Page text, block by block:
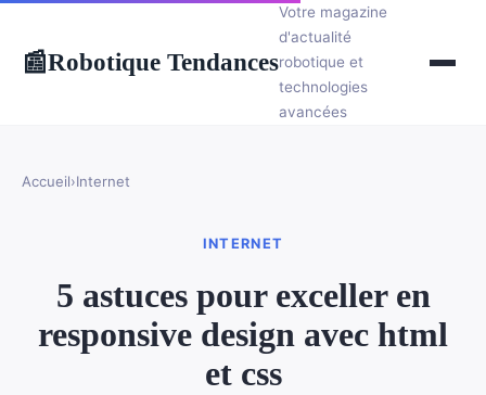
📰Robotique Tendances
Votre magazine
d'actualité
robotique et
technologies
avancées
Accueil›Internet
INTERNET
5 astuces pour exceller en
responsive design avec html
et css